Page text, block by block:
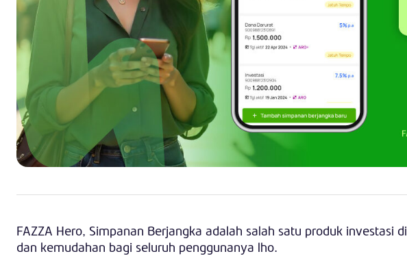
FAZZA Hero, Simpanan Berjangka adalah salah satu produk investasi di
dan kemudahan bagi seluruh penggunanya lho.